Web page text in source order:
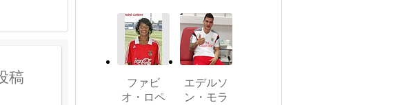
稿
ファビ
オ・ロペ
エデルソ
ン・モラ